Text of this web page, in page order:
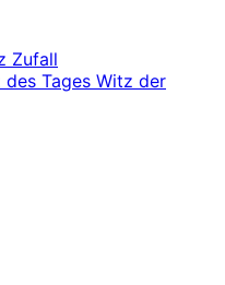
Zufall
des Tages Witz der